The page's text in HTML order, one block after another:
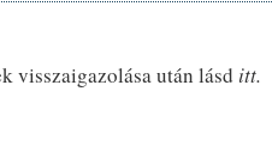
visszaigazolása után lásd itt.